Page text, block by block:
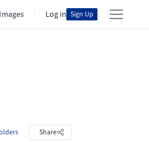
Images Log in Sign Up
Share